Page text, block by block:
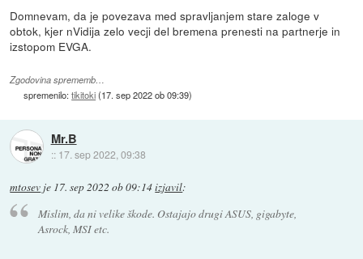
Domnevam, da je povezava med spravljanjem stare zaloge v
obtok, kjer nVidija zelo vecji del bremena prenesti na partnerje in
izstopom EVGA.
Zgodovina sprememb…
spremenilo:tikitoki(17. sep 2022 ob 09:39)
Mr.B
:: 17. sep 2022, 09:38
mtosev je 17. sep 2022 ob 09:14izjavil:
Mislim, da ni velike škode. Ostajajo drugi ASUS, gigabyte,
Asrock, MSI etc.